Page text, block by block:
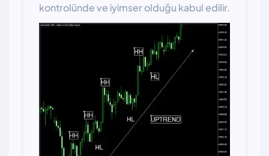
kontrolünde ve iyimser olduğu kabul edilir.